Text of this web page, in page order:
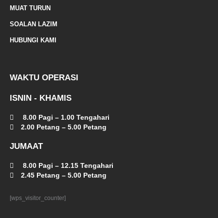
MUAT TURUN
SOALAN LAZIM
HUBUNGI KAMI
WAKTU OPERASI
ISNIN - KHAMIS
8.00 Pagi – 1.00 Tengahari
2.00 Petang – 5.00 Petang
JUMAAT
8.00 Pagi – 12.15 Tengahari
2.45 Petang – 5.00 Petang
[wps_visitor_counter]